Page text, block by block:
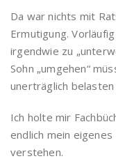
Da war nichts mit
Ermutigung.
irgendwie zu
Sohn „umgehen“
unerträglich
Ich holte mir
endlich mein
verstehen.